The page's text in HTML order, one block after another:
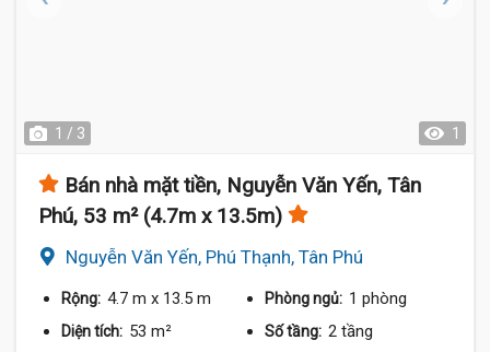
1 / 3 1
Bán nhà mặt tiền, Nguyễn Văn Yến, Tân
Phú, 53 m² (4.7m x 13.5m)
Nguyễn Văn Yến, Phú Thạnh, Tân Phú
Rộng: 4.7 m x 13.5 m Phòng ngủ: 1 phòng
Diện tích: 53 m² Số tầng: 2 tầng